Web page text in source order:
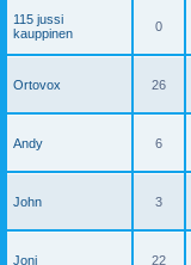
115 jussi
kauppinen
0
Ortovox 26
Andy 6
John 3
Joni 22